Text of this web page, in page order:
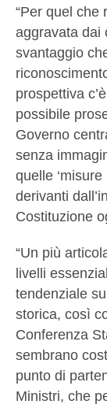
“Per quel che
aggravata dai
svantaggio
prospettiva
possibile
Governo
senza
quelle
derivanti
Costituzione
“Un più
livelli
tendenziale
storica, così
Conferenza
sembrano
punto di
Ministri, che